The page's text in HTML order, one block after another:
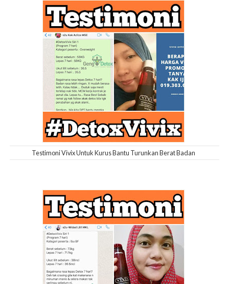
Testimoni Vivix Untuk Kurus Bantu Turunkan Berat Badan